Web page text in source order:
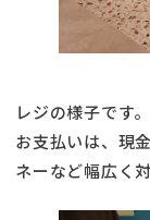
レジの様子です。
お支払いは、現
ネーなど幅広く